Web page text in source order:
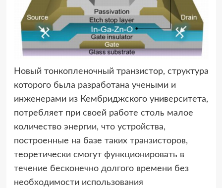
Новый тонкопленочный транзистор, структура
которого была разработана учеными и
инженерами из Кембриджского университета,
потребляет при своей работе столь малое
количество энергии, что устройства,
построенные на базе таких транзисторов,
теоретически смогут функционировать в
течение бесконечно долгого времени без
необходимости использования